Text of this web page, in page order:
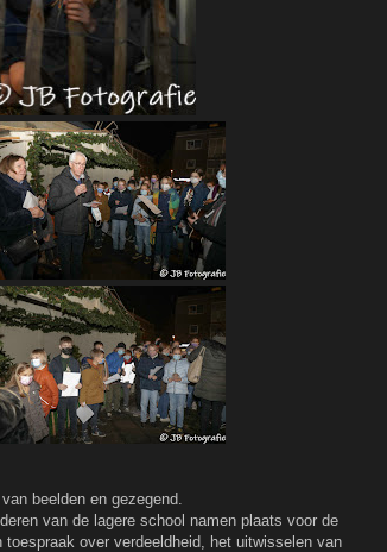
beelden en gezegend.
van de lagere school namen plaats voor de
over verdeeldheid, het uitwisselen van